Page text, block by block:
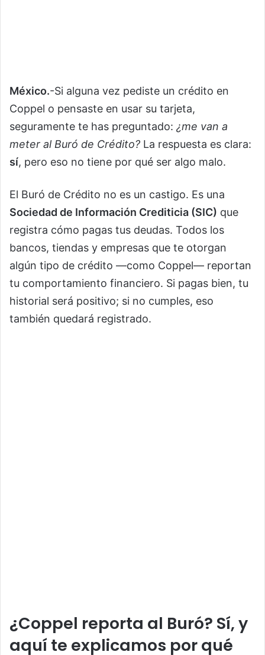
México.-Si alguna vez pediste un crédito en
Coppel o pensaste en usar su tarjeta,
seguramente te has preguntado: ¿me van a
meter al Buró de Crédito? La respuesta es clara:
sí, pero eso no tiene por qué ser algo malo.
El Buró de Crédito no es un castigo. Es una
Sociedad de Información Crediticia (SIC) que
registra cómo pagas tus deudas. Todos los
bancos, tiendas y empresas que te otorgan
algún tipo de crédito —como Coppel— reportan
tu comportamiento financiero. Si pagas bien, tu
historial será positivo; si no cumples, eso
también quedará registrado.
¿Coppel reporta al Buró? Sí, y
aquí te explicamos por qué